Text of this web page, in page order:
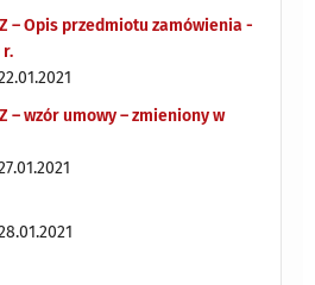
– Opis przedmiotu zamówienia -
r.
– wzór umowy – zmieniony w